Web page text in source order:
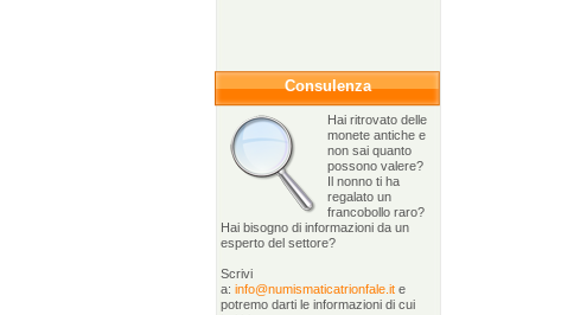
Consulenza
Hai ritrovato delle
monete antiche e
non sai quanto
possono valere?
Il nonno ti ha
regalato un
francobollo raro?
Hai bisogno di informazioni da un
esperto del settore?
Scrivi
a: info@numismaticatrionfale.it e
potremo darti le informazioni di cui